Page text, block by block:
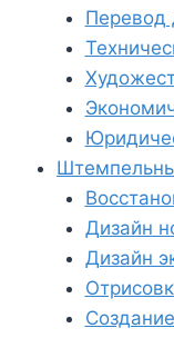
Перевод
Дизайн
Дизайн